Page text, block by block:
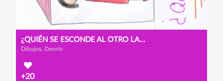
¿QUIÉN SE ESCONDE AL OTRO LADO?
Dibujos, Dennis
+20